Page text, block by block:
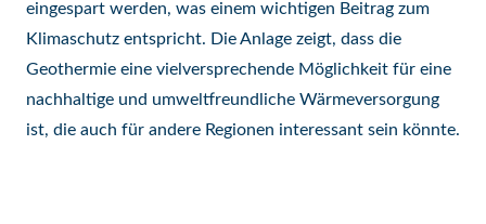
eingespart werden, was einem wichtigen Beitrag zum
Klimaschutz entspricht. Die Anlage zeigt, dass die
Geothermie eine vielversprechende Möglichkeit für eine
nachhaltige und umweltfreundliche Wärmeversorgung
ist, die auch für andere Regionen interessant sein könnte.